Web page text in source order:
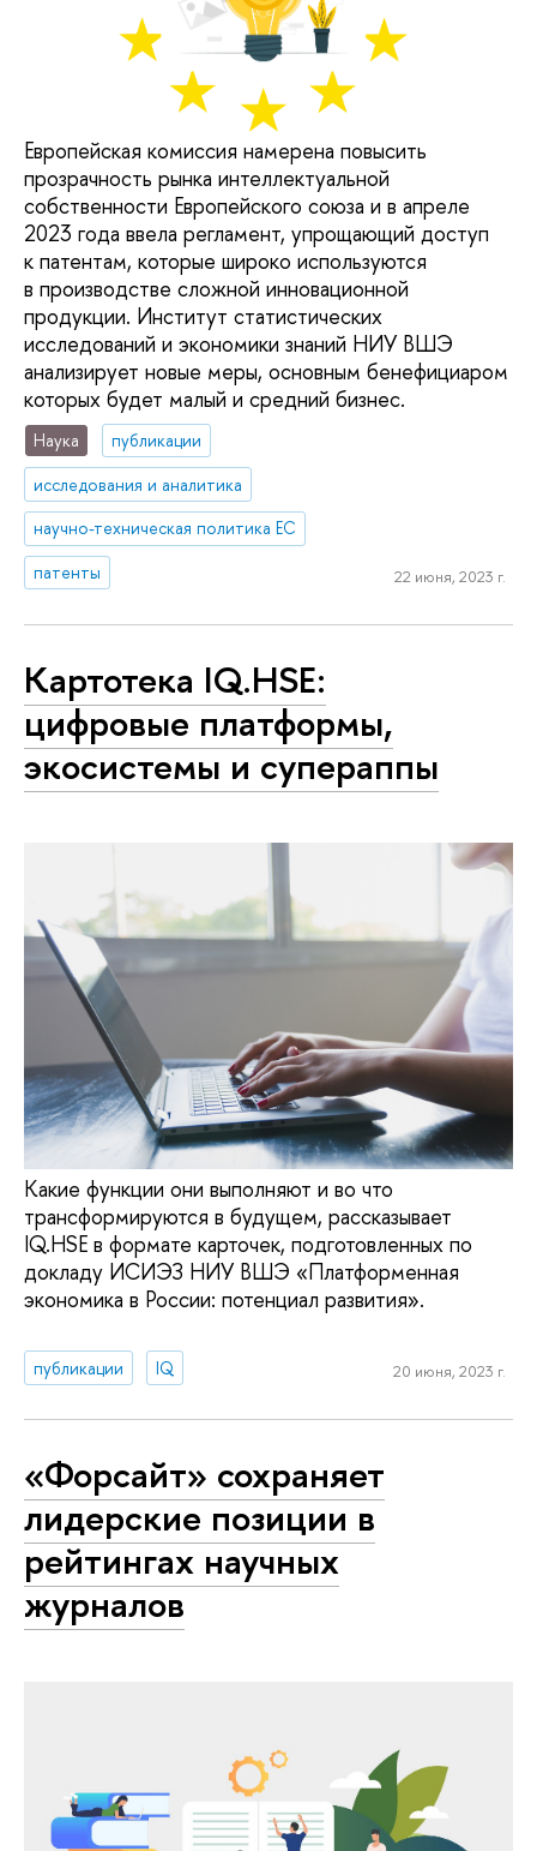
Европейская комиссия намерена повысить
прозрачность рынка интеллектуальной
собственности Европейского союза и в апреле
2023 года ввела регламент, упрощающий доступ
к патентам, которые широко используются
в производстве сложной инновационной
продукции. Институт статистических
исследований и экономики знаний НИУ ВШЭ
анализирует новые меры, основным бенефициаром
которых будет малый и средний бизнес.
Наука
публикации
исследования и аналитика
научно-техническая политика ЕС
патенты
22 июня, 2023 г.
Картотека IQ.HSE:
цифровые платформы,
экосистемы и супераппы
Какие функции они выполняют и во что
трансформируются в будущем, рассказывает
IQ.HSE в формате карточек, подготовленных по
докладу ИСИЭЗ НИУ ВШЭ «Платформенная
экономика в России: потенциал развития».
публикации IQ 20 июня, 2023 г.
«Форсайт» сохраняет
лидерские позиции в
рейтингах научных
журналов